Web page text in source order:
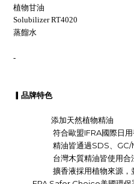
植物甘油
Solubilizer RT4020
蒸餾水
-
▎品牌特色
添加天然植物精油
符合歐盟IFRA國際日
精油皆通過SDS、 GC/
台灣木質精油皆使用
擴香液採用植物來源，